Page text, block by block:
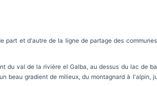
part et d'autre de la ligne de partage des
du val de la rivière el Galba, au dessus du lac de
beau gradient de milieux, du montagnard à